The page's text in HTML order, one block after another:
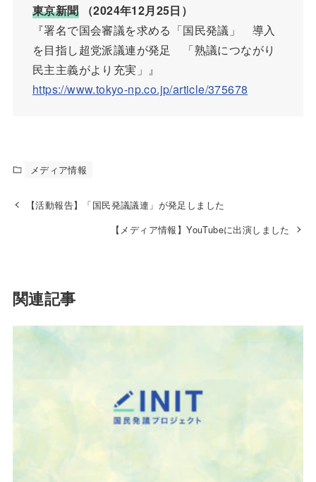
東京新聞（2024年12月25日）
『署名で国会審議を求める「国民発議」 導入
を目指し超党派議連が発足 「熟議につながり
民主主義がより充実」』
https://www.tokyo-np.co.jp/article/375678
メディア情報
【活動報告】「国民発議議連」が発足しました
【メディア情報】YouTubeに出演しました
関連記事